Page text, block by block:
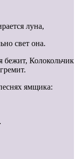
луна,
свет она.
бежит, Колокольчик
ямщика: